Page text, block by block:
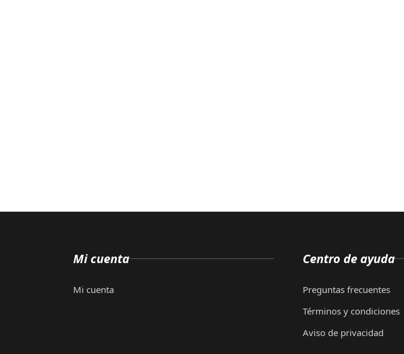
Mi cuenta
Mi cuenta
Centro de ayuda
Preguntas frecuentes
Términos y condiciones
Aviso de privacidad